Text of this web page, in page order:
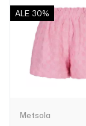
ALE 30%
Metsola